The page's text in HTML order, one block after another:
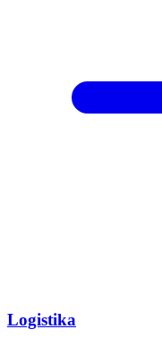
Logistika